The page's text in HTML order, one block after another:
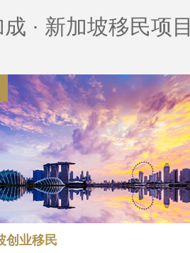
成 · 新加坡移民项目
创业移民